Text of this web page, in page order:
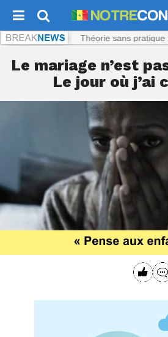
: Théorie sans pratique : La
Le mariage n’est
Le jour où j’ai